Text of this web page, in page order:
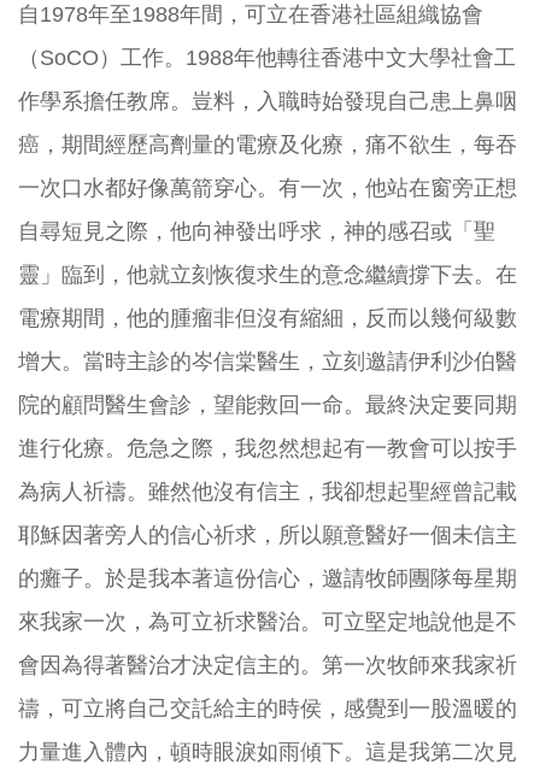
自1978年至1988年間，可立在香港社區組織協會
（SoCO）工作。1988年他轉往香港中文大學社會工
作學系擔任教席。豈料，入職時始發現自己患上鼻咽
癌，期間經歷高劑量的電療及化療，痛不欲生，每吞
一次口水都好像萬箭穿心。有一次，他站在窗旁正想
自尋短見之際，他向神發出呼求，神的感召或「聖
靈」臨到，他就立刻恢復求生的意念繼續撐下去。在
電療期間，他的腫瘤非但沒有縮細，反而以幾何級數
增大。當時主診的岑信棠醫生，立刻邀請伊利沙伯醫
院的顧問醫生會診，望能救回一命。最終決定要同期
進行化療。危急之際，我忽然想起有一教會可以按手
為病人祈禱。雖然他沒有信主，我卻想起聖經曾記載
耶穌因著旁人的信心祈求，所以願意醫好一個未信主
的癱子。於是我本著這份信心，邀請牧師團隊每星期
來我家一次，為可立祈求醫治。可立堅定地說他是不
會因為得著醫治才決定信主的。第一次牧師來我家祈
禱，可立將自己交託給主的時侯，感覺到一股溫暖的
力量進入體內，頓時眼淚如雨傾下。這是我第二次見